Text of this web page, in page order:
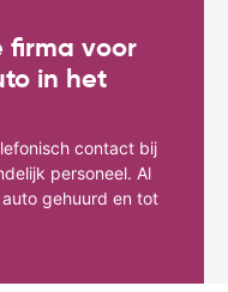
firma voor
in het
contact bij
personeel. Al
gehuurd en tot